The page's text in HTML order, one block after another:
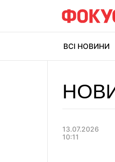
ВСІ НОВИНИ
13.07.2026
10:11